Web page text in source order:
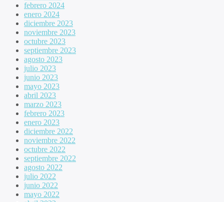
febrero 2024
enero 2024
diciembre 2023
noviembre 2023
octubre 2023
septiembre 2023
agosto 2023
julio 2023
junio 2023
mayo 2023
abril 2023
marzo 2023
febrero 2023
enero 2023
diciembre 2022
noviembre 2022
octubre 2022
septiembre 2022
agosto 2022
julio 2022
junio 2022
mayo 2022